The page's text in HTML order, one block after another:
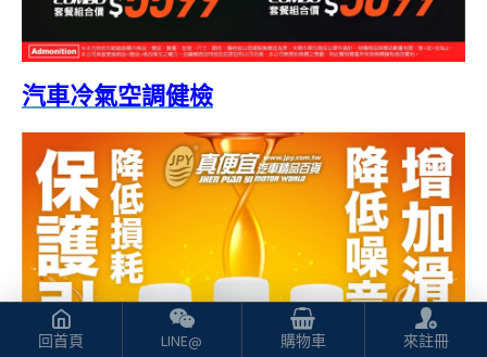
汽車冷氣空調健檢
回首頁 LINE@ 購物車 來註冊